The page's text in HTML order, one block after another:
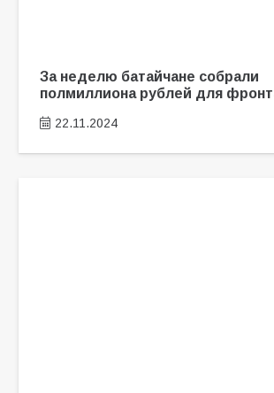
За неделю батайчане собрали
полмиллиона рублей для
22.11.2024